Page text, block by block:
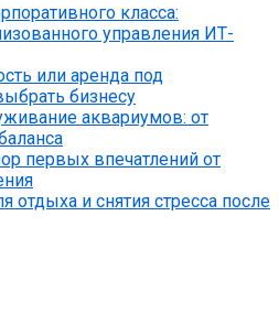
класса:
управления ИТ-
или аренда под
бизнесу
аквариумов: от
первых впечатлений от
отдыха и снятия стресса после